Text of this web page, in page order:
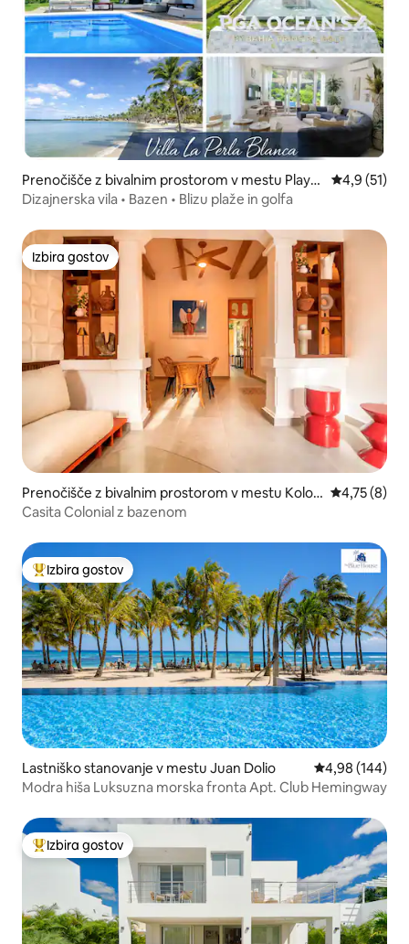
Prenočišče z bivalnim prostorom v mestu Playa
Nueva Romana
Povprečna
4,9 (51)
Dizajnerska vila • Bazen • Blizu plaže in golfa
Izbira gostov
Izbira gostov
Prenočišče z bivalnim prostorom v mestu Kolon
ialno mesto
Povprečna
4,75 (8)
Casita Colonial z bazenom
Najbolj priljubljena prenočišča z značko »Izbira gostov«
Izbira gostov
Lastniško stanovanje v mestu Juan Dolio Povprečna
4,98 (144)
Modra hiša Luksuzna morska fronta Apt. Club Hemingway
Najbolj priljubljena prenočišča z značko »Izbira gostov«
Izbira gostov